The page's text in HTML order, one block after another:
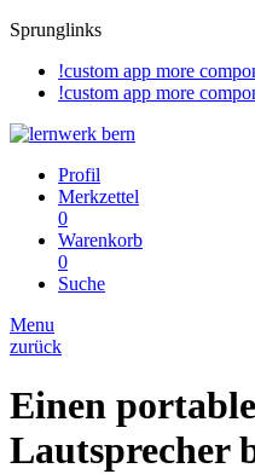
Sprunglinks
!custom app more
!custom app more
Profil
Merkzettel
0
Warenkorb
0
Suche
Menu
zurück
Einen
Lautsprecher